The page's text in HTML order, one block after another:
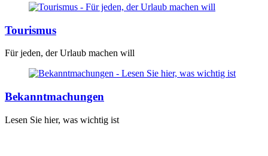
Tourismus
Für jeden, der Urlaub machen will
Bekanntmachungen
Lesen Sie hier, was wichtig ist